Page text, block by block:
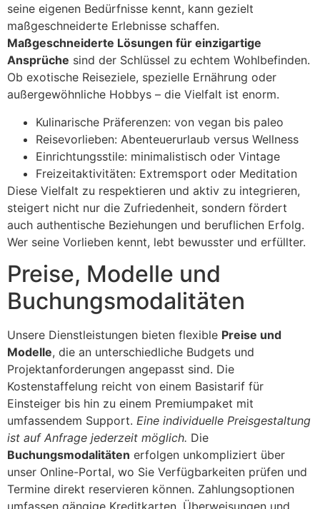
seine eigenen Bedürfnisse kennt, kann gezielt
maßgeschneiderte Erlebnisse schaffen.
Maßgeschneiderte Lösungen für einzigartige
Ansprüche sind der Schlüssel zu echtem Wohlbefinden.
Ob exotische Reiseziele, spezielle Ernährung oder
außergewöhnliche Hobbys – die Vielfalt ist enorm.
Kulinarische Präferenzen: von vegan bis paleo
Reisevorlieben: Abenteuerurlaub versus Wellness
Einrichtungsstile: minimalistisch oder Vintage
Freizeitaktivitäten: Extremsport oder Meditation
Diese Vielfalt zu respektieren und aktiv zu integrieren,
steigert nicht nur die Zufriedenheit, sondern fördert
auch authentische Beziehungen und beruflichen Erfolg.
Wer seine Vorlieben kennt, lebt bewusster und erfüllter.
Preise, Modelle und
Buchungsmodalitäten
Unsere Dienstleistungen bieten flexible Preise und
Modelle, die an unterschiedliche Budgets und
Projektanforderungen angepasst sind. Die
Kostenstaffelung reicht von einem Basistarif für
Einsteiger bis hin zu einem Premiumpaket mit
umfassendem Support. Eine individuelle Preisgestaltung
ist auf Anfrage jederzeit möglich. Die
Buchungsmodalitäten erfolgen unkompliziert über
unser Online-Portal, wo Sie Verfügbarkeiten prüfen und
Termine direkt reservieren können. Zahlungsoptionen